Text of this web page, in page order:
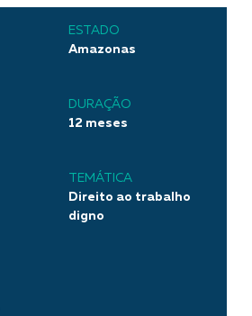
ESTADO
Amazonas
DURAÇÃO
12 meses
TEMÁTICA
Direito ao trabalho
digno